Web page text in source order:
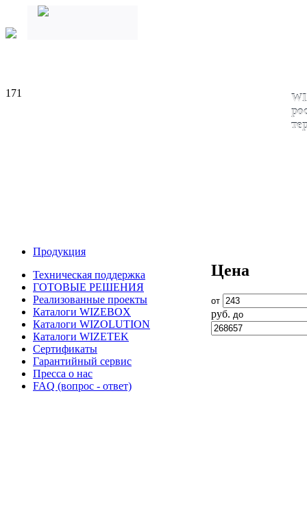
171
Продукция
Техническая поддержка
ГОТОВЫЕ РЕШЕНИЯ
Реализованные проекты
Каталоги WIZEBOX
Каталоги WIZOLUTION
Каталоги WIZETEK
Сертификаты
Гарантийный сервис
Пресса о нас
FAQ (вопрос - ответ)
Цена
от
руб. до